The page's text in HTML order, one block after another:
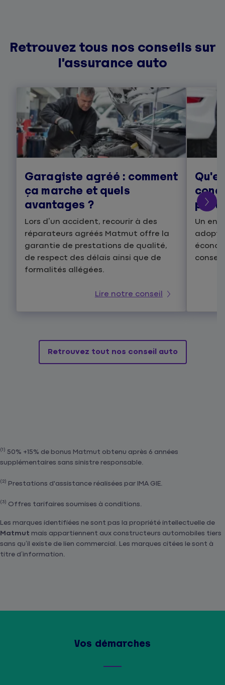
Retrouvez tous nos conseils sur
l’assurance auto
Garagiste agréé : comment
ça marche et quels
avantages ?
Lors d’un accident, recourir à des
réparateurs agréés Matmut offre la
garantie de prestations de qualité,
de respect des délais ainsi que de
formalités allégées.
Lire notre conseil
Un
Retrouvez tout nos conseil auto
(1) 50% +15% de bonus Matmut obtenu après 6 années
supplémentaires sans sinistre responsable.
(2) Prestations d'assistance réalisées par IMA GIE.
(3) Offres tarifaires soumises à conditions.
Les marques identifiées ne sont pas la propriété intellectuelle de
Matmut mais appartiennent aux constructeurs automobiles tiers
sans qu’il existe de lien commercial. Les marques citées le sont à
titre d’information.
Vos démarches